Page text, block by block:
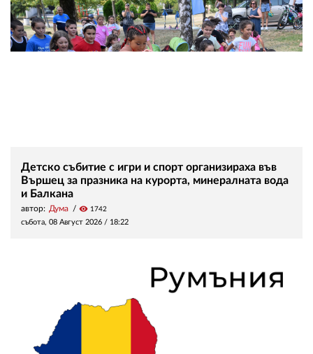
Детско събитие с игри и спорт организираха във
Вършец за празника на курорта, минералната вода
и Балкана
автор: Дума visibility 1742
събота, 08 Август 2026 / 18:22